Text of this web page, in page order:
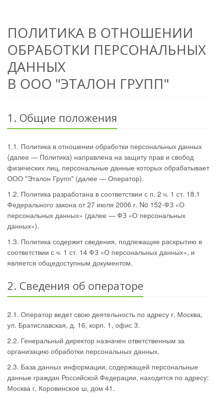
ПОЛИТИКА В ОТНОШЕНИИ
ОБРАБОТКИ ПЕРСОНАЛЬНЫХ
ДАННЫХ
В ООО "ЭТАЛОН ГРУПП"
1. Общие положения
1.1. Политика в отношении обработки персональных данных
(далее — Политика) направлена на защиту прав и свобод
физических лиц, персональные данные которых обрабатывает
ООО "Эталон Групп" (далее — Оператор).
1.2. Политика разработана в соответствии с п. 2 ч. 1 ст. 18.1
Федерального закона от 27 июля 2006 г. No 152-ФЗ «О
персональных данных» (далее — ФЗ «О персональных
данных»).
1.3. Политика содержит сведения, подлежащие раскрытию в
соответствии с ч. 1 ст. 14 ФЗ «О персональных данных», и
является общедоступным документом.
2. Сведения об операторе
2.1. Оператор ведет свою деятельность по адресу г. Москва,
ул. Братиславская, д. 16, корп. 1, офис 3.
2.2. Генеральный директор назначен ответственным за
организацию обработки персональных данных.
2.3. База данных информации, содержащей персональные
данные граждан Российской Федерации, находится по адресу:
Москва г, Коровинское ш, дом 41.